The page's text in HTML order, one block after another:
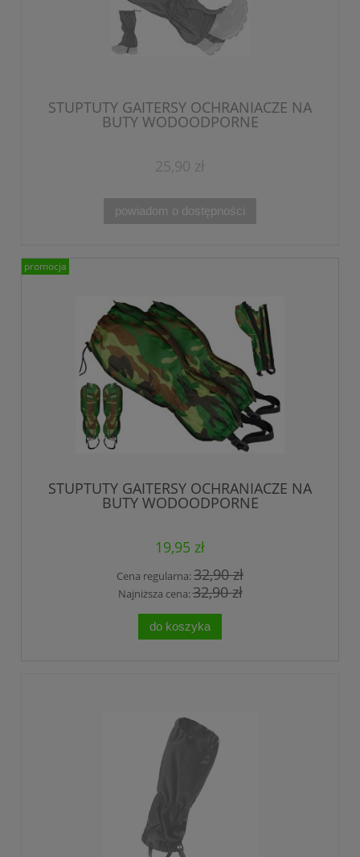
STUPTUTY GAITERSY OCHRANIACZE NA
BUTY WODOODPORNE
25,90 zł
powiadom o dostępności
STUPTUTY GAITERSY OCHRANIACZE NA
BUTY WODOODPORNE
19,95 zł
Cena regularna:32,90 zł
Najniższa cena:32,90 zł
do koszyka
promocja